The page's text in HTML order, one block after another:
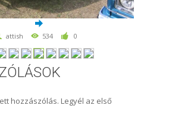
attish 534 0
hozzászólás. Legyél az első